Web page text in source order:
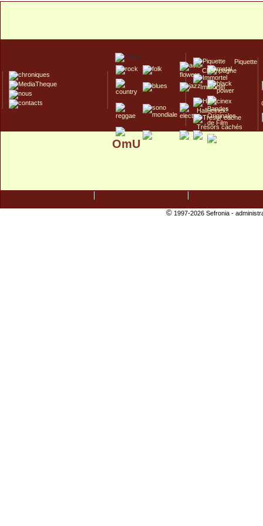
Piquette
Champagne
Immortel
Hallucinex!
Trésors cachés
Culte/Collector
OmU
©1997-2026 Sefronia -